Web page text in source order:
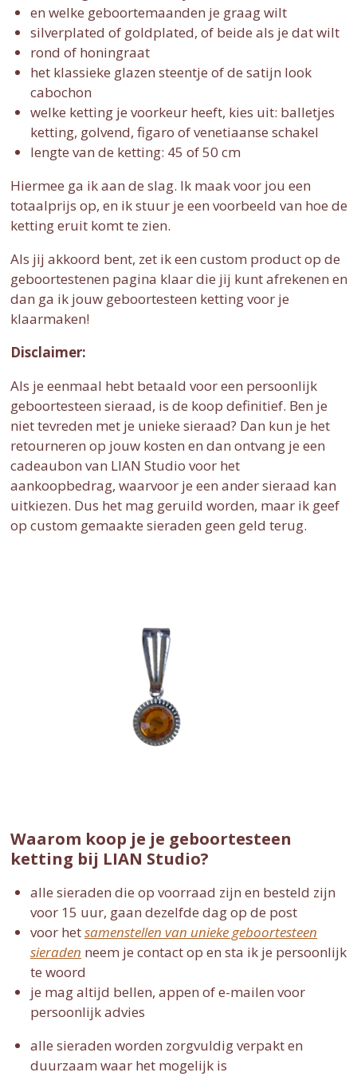
en welke geboortemaanden je graag wilt
silverplated of goldplated, of beide als je dat wilt
rond of honingraat
het klassieke glazen steentje of de satijn look
cabochon
welke ketting je voorkeur heeft, kies uit: balletjes
ketting, golvend, figaro of venetiaanse schakel
lengte van de ketting: 45 of 50 cm
Hiermee ga ik aan de slag. Ik maak voor jou een
totaalprijs op, en ik stuur je een voorbeeld van hoe de
ketting eruit komt te zien.
Als jij akkoord bent, zet ik een custom product op de
geboortestenen pagina klaar die jij kunt afrekenen en
dan ga ik jouw geboortesteen ketting voor je
klaarmaken!
Disclaimer:
Als je eenmaal hebt betaald voor een persoonlijk
geboortesteen sieraad, is de koop definitief. Ben je
niet tevreden met je unieke sieraad? Dan kun je het
retourneren op jouw kosten en dan ontvang je een
cadeaubon van LIAN Studio voor het
aankoopbedrag, waarvoor je een ander sieraad kan
uitkiezen. Dus het mag geruild worden, maar ik geef
op custom gemaakte sieraden geen geld terug.
Waarom koop je je geboortesteen
ketting bij LIAN Studio?
alle sieraden die op voorraad zijn en besteld zijn
voor 15 uur, gaan dezelfde dag op de post
voor hetsamenstellen van unieke geboortesteen
sieraden neem je contact op en sta ik je persoonlijk
te woord
je mag altijd bellen, appen of e-mailen voor
persoonlijk advies
alle sieraden worden zorgvuldig verpakt en
duurzaam waar het mogelijk is